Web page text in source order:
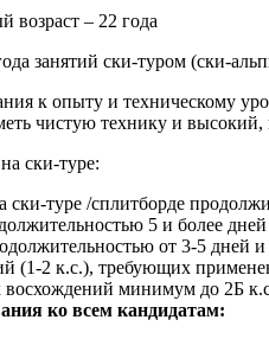
– 22 года
занятий ски-туром (ски-
к опыту и техническому
чистую технику и
ски-туре:
ски-туре /сплитборде
5 и более
от 3-5 дней
(1-2 к.с.), требующих
минимум до 2Б
ко всем кандидатам: